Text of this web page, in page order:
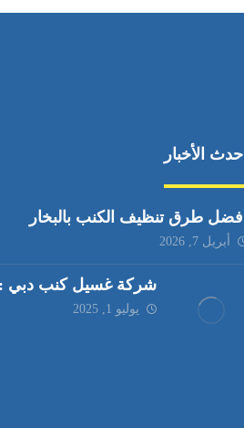
أحدث الأخبار
أفضل طرق تنظيف الكنب بالبخار
أبريل 7, 2026
شركة غسيل كنب دبي : 0551030483
يوليو 1, 2025